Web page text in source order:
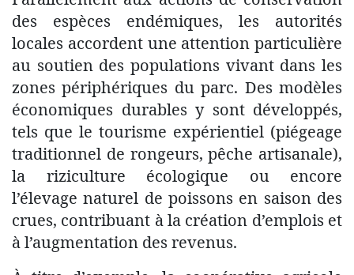
des espèces endémiques, les autorités
locales accordent une attention particulière
au soutien des populations vivant dans les
zones périphériques du parc. Des modèles
économiques durables y sont développés,
tels que le tourisme expérientiel (piégeage
traditionnel de rongeurs, pêche artisanale),
la riziculture écologique ou encore
l’élevage naturel de poissons en saison des
crues, contribuant à la création d’emplois et
à l’augmentation des revenus.